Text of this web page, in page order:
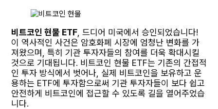
비트코인 현물 ETF , 드디어 미국에서 승인되었습니다!
이 역사적인 사건은 암호화폐 시장에 엄청난 변화를 가
져왔으며, 특히 기관 투자자들의 참여를 더욱 확대시킬
것으로 기대됩니다. 비트코인 현물 ETF는 기존의 간접적
인 투자 방식에서 벗어나, 실제 비트코인을 보유하고 운
용하는 ETF에 투자함으로써 기관 투자자들이 보다 쉽고
안전하게 비트코인에 접근할 수 있도록 길을 열어주었습
니다.